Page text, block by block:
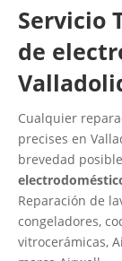
Servicio
de
Cualquier
precises en
brevedad
Reparación de
congeladores,
vitrocerámicas,